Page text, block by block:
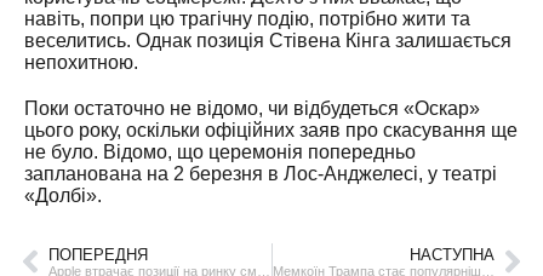
навіть, попри цю трагічну подію, потрібно жити та
веселитись. Однак позиція Стівена Кінга залишається
непохитною.
Поки остаточно не відомо, чи відбудеться «Оскар»
цього року, оскільки офіційних заяв про скасування ще
не було. Відомо, що церемонія попередньо
запланована на 2 березня в Лос-Анджелесі, у театрі
«Долбі».
ПОПЕРЕДНЯ НАСТУПНА